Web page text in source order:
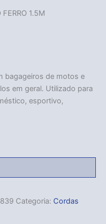
1.5M
bagageiros de motos e
em geral. Utilizado para
esportivo,
Categoria: Cordas